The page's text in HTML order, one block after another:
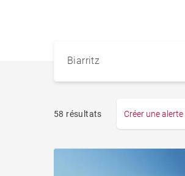
Biarritz
58 résultats Créer une alerte